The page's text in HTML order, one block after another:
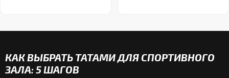
КАК ВЫБРАТЬ ТАТАМИ ДЛЯ СПОРТИВНОГО
ЗАЛА: 5 ШАГОВ